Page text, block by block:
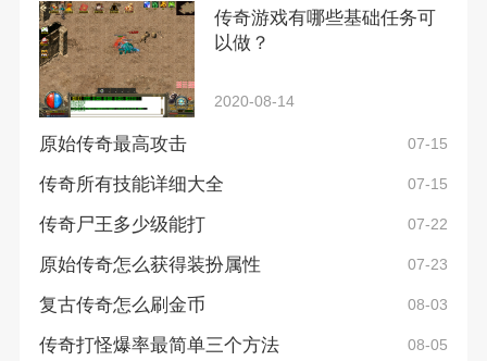
传奇游戏有哪些基础任务可
以做？
2020-08-14
原始传奇最高攻击 07-15
传奇所有技能详细大全 07-15
传奇尸王多少级能打 07-22
原始传奇怎么获得装扮属性 07-23
复古传奇怎么刷金币 08-03
传奇打怪爆率最简单三个方法 08-05